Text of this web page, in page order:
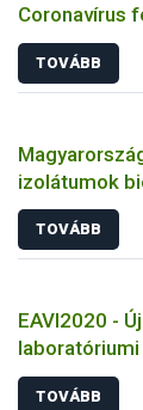
Coronavírus
TOVÁBB
izolátumok
TOVÁBB
EAVI2020 -
TOVÁBB